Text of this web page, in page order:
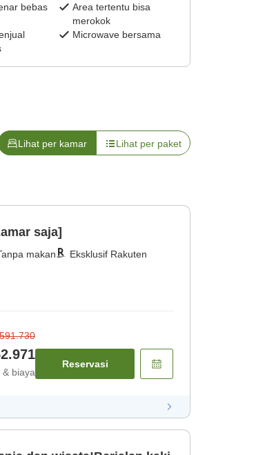
bebas
Area tertentu bisa
merokok
Microwave bersama
Lihat per kamar Lihat per paket
saja]
makan Eksklusif Rakuten
& biaya
Reservasi